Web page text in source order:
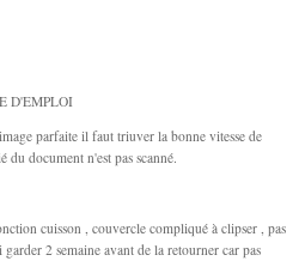
D'EMPLOI
parfaite il faut triuver la bonne vitesse de
du document n'est pas scanné.
cuisson , couvercle compliqué à clipser , pas
2 semaine avant de la retourner car pas